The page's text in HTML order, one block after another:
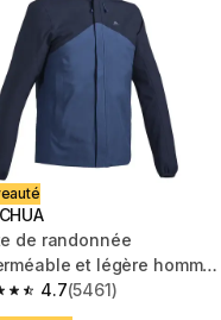
de randonnée
et légère homme,
bleu foncé
4.7
of 5 stars from 5461
(5461)